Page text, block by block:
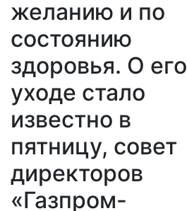
желанию и по
состоянию
здоровья. О его
уходе стало
известно в
пятницу, совет
директоров
«Газпром-